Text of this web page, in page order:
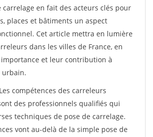
carrelage en fait des acteurs clés pour
places et bâtiments un aspect
Cet article mettra en lumière
dans les villes de France, en
et leur contribution à
urbain.
compétences des carreleurs
des professionnels qualifiés qui
techniques de pose de carrelage.
vont au-delà de la simple pose de